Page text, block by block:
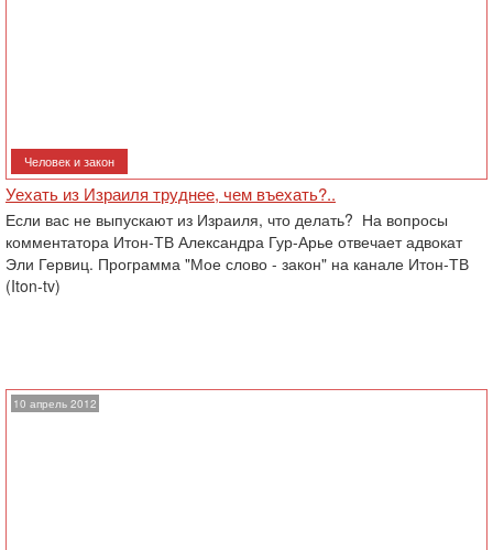
Человек и закон
Уехать из Израиля труднее, чем въехать?..
Если вас не выпускают из Израиля, что делать? На вопросы
комментатора Итон-ТВ Александра Гур-Арье отвечает адвокат
Эли Гервиц. Программа "Мое слово - закон" на канале Итон-ТВ
(Iton-tv)
10 апрель 2012